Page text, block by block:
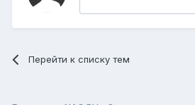
Перейти к списку тем